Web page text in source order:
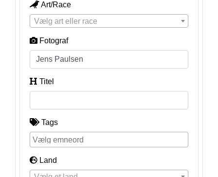
Art/Race
Vælg art eller race
Fotograf
Titel
Tags
Land